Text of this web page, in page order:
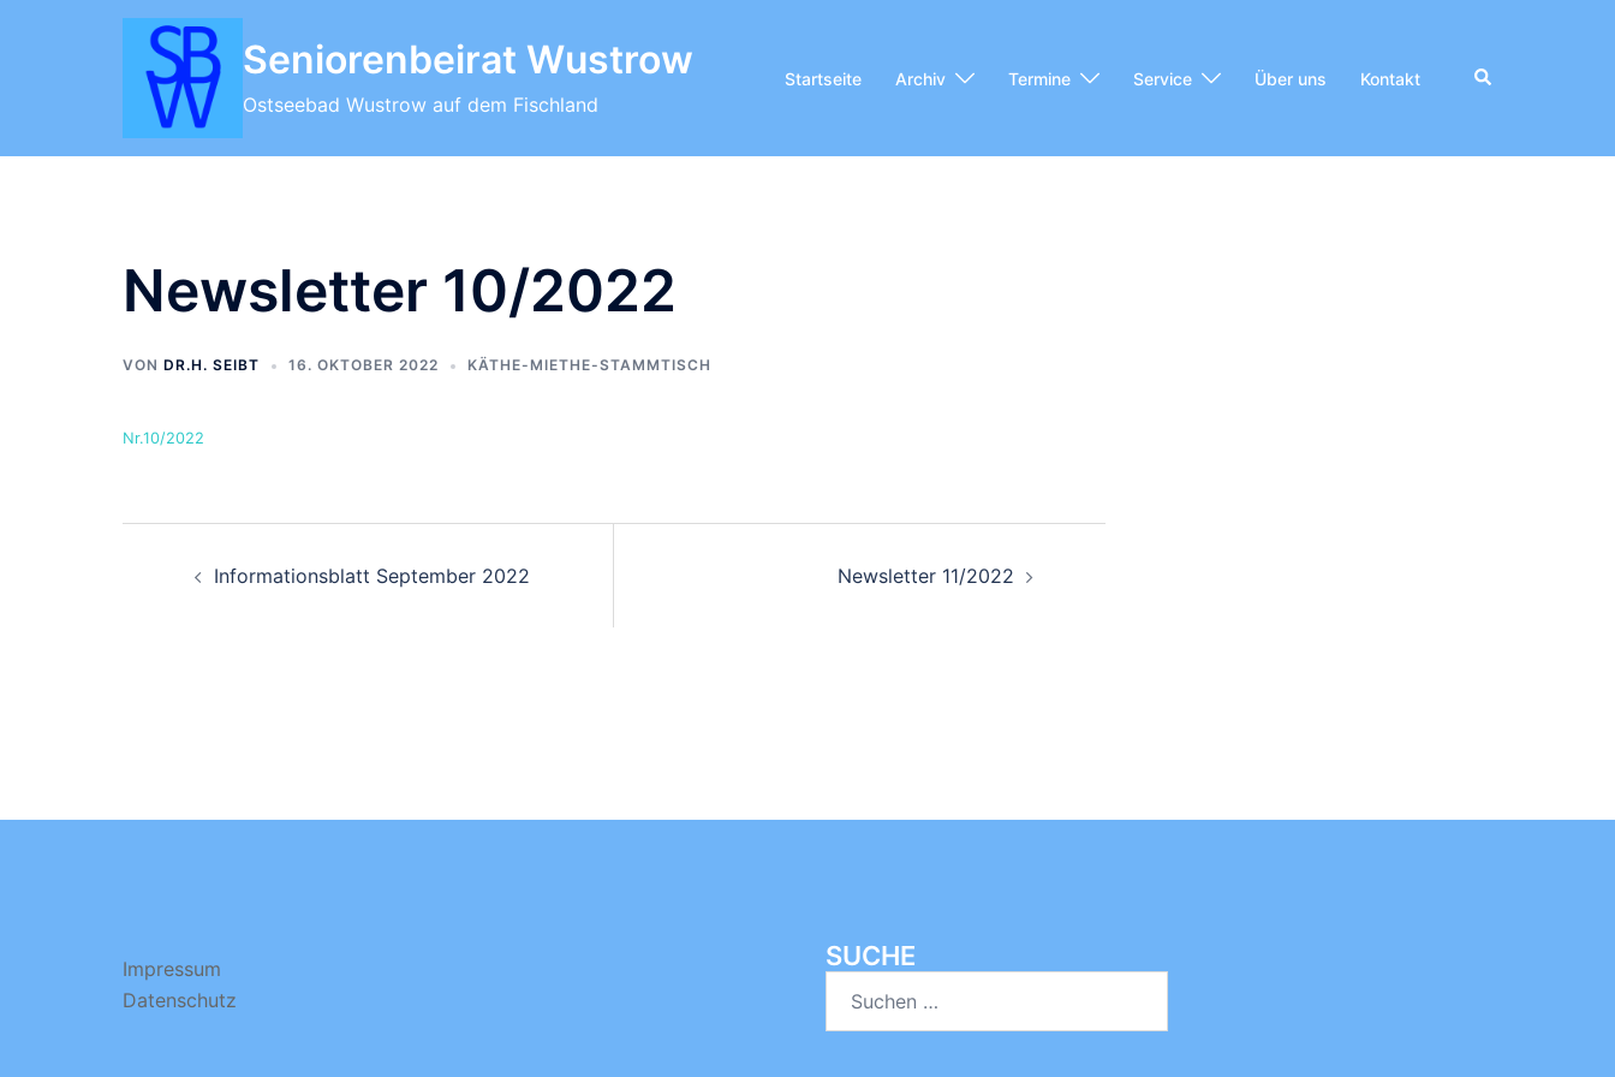
Seniorenbeirat Wustrow
Ostseebad Wustrow auf dem Fischland
Startseite Archiv Termine Service Über uns Kontakt Suche
Newsletter 10/2022
VON DR.H. SEIBT 16. OKTOBER 2022 KÄTHE-MIETHE-STAMMTISCH
Nr.10/2022
Beitragsnavigation
Informationsblatt September 2022 Newsletter 11/2022
Impressum
Datenschutz
SUCHE